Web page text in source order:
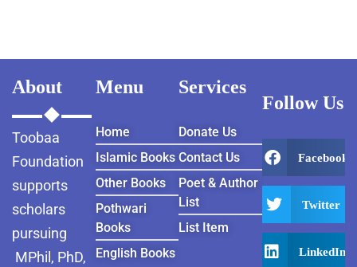
About
Toobaa
Foundation
supports
scholars
pursuing
MPhil, PhD,
Menu
Home
Islamic Books
Other Books
Pothwari
Books
English Books
Services
Donate Us
Contact Us
Poet & Author
List
List Item
Follow Us
Facebook
Twitter
LinkedIn